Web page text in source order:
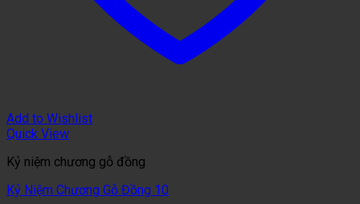
Add to Wishlist
Quick View
Kỷ niệm chương gỗ đồng
Kỷ Niệm Chương Gỗ Đồng 10